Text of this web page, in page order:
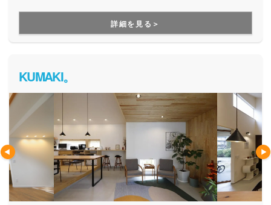
はぴったりの建築会社です。詳細を見る＞
KUMAKI。